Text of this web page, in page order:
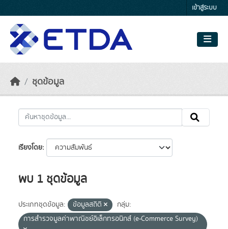
เข้าสู่ระบบ
ชุดข้อมูล
เรียงโดย
พบ 1 ชุดข้อมูล
ประเภทชุดข้อมูล: ข้อมูลสถิติ
กลุ่ม:
การสำรวจมูลค่าพาณิชย์อิเล็กทรอนิกส์ (e-Commerce Survey)